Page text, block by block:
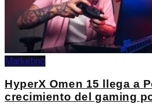
Marketing
HyperX Omen 15 llega a
crecimiento del gaming